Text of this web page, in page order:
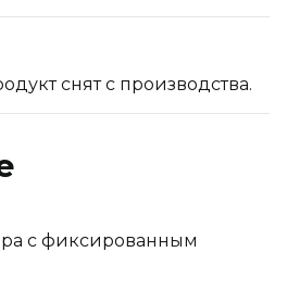
снят с производства.
с фиксированным